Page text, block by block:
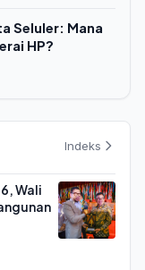
Seluler: Mana
HP?
Indeks
Wali